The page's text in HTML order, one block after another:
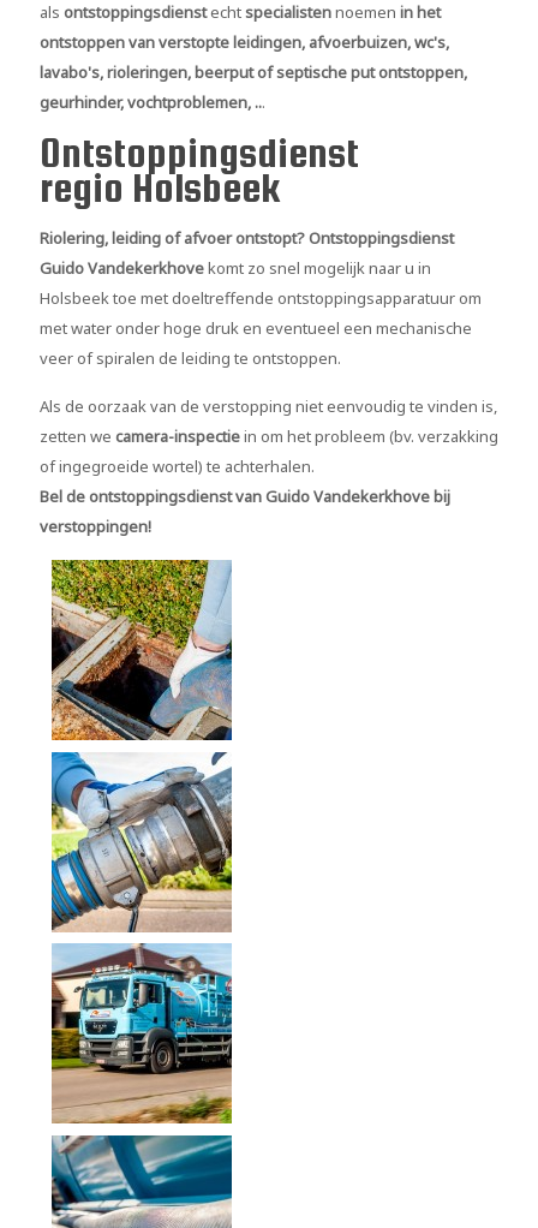
als ontstoppingsdienstechtspecialistennoemen in het
ontstoppen van verstopte leidingen, afvoerbuizen, wc's,
lavabo's, rioleringen, beerput of septische put ontstoppen,
geurhinder, vochtproblemen, ...
Ontstoppingsdienst
regio Holsbeek
Riolering, leiding of afvoer ontstopt?Ontstoppingsdienst
Guido Vandekerkhovekomt zo snel mogelijk naar u in
Holsbeek toe met doeltreffende ontstoppingsapparatuur om
met water onder hoge druk en eventueel een mechanische
veer of spiralen de leiding te ontstoppen.
Als de oorzaak van de verstopping niet eenvoudig te vinden is,
zetten we camera-inspectiein om het probleem (bv. verzakking
of ingegroeide wortel) te achterhalen.
Bel de ontstoppingsdienst vanGuido Vandekerkhove bij
verstoppingen!